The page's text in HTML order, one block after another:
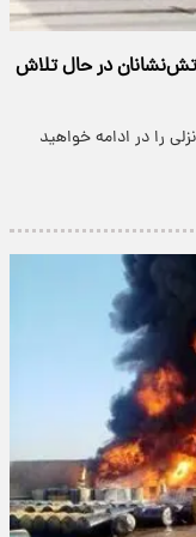
در حال تلاش
را در ادامه خواهید